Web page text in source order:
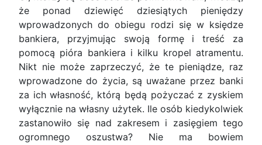
że ponad dziewięć dziesiątych pieniędzy
wprowadzonych do obiegu rodzi się w księdze
bankiera, przyjmując swoją formę i treść za
pomocą pióra bankiera i kilku kropel atramentu.
Nikt nie może zaprzeczyć, że te pieniądze, raz
wprowadzone do życia, są uważane przez banki
za ich własność, którą będą pożyczać z zyskiem
wyłącznie na własny użytek. Ile osób kiedykolwiek
zastanowiło się nad zakresem i zasięgiem tego
ogromnego oszustwa? Nie ma bowiem